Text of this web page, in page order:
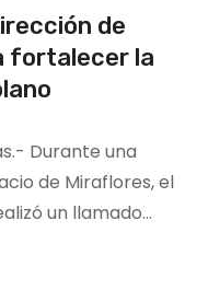
de
fortalecer la
Durante una
de Miraflores, el
un llamado…